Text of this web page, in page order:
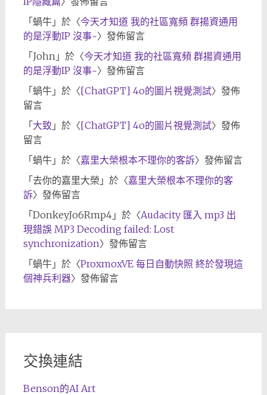
「 蝸牛」於〈今天才知道 我的社區寬頻 群揚資通用
的是浮動IP 沒事~〉發佈留言
「 John」於〈今天才知道 我的社區寬頻 群揚資通用
的是浮動IP 沒事~〉發佈留言
「 蝸牛」於〈[ChatGPT] 4o的圖片視覺測試〉發佈
留言
「 大致 」於〈[ChatGPT] 4o的圖片視覺測試〉發佈
留言
「 蝸牛」於〈嘉里大榮根本不理你的客訴〉發佈留言
「 去你的嘉里大榮 」於〈嘉里大榮根本不理你的客
訴〉發佈留言
「 DonkeyJo6Rmp4」於〈Audacity 匯入 mp3 出
現錯誤 MP3 Decoding failed: Lost
synchronization〉發佈留言
「 蝸牛」於〈ProxmoxVE 每日自動快照 終於發現這
個神兵利器〉發佈留言
交換連結
Benson的AI Art